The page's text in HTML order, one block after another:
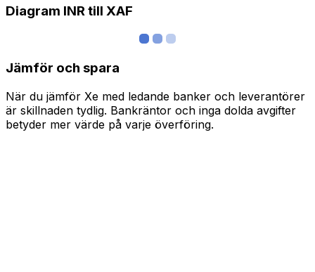
Diagram INR till XAF
Jämför och spara
När du jämför Xe med ledande banker och leverantörer
är skillnaden tydlig. Bankräntor och inga dolda avgifter
betyder mer värde på varje överföring.